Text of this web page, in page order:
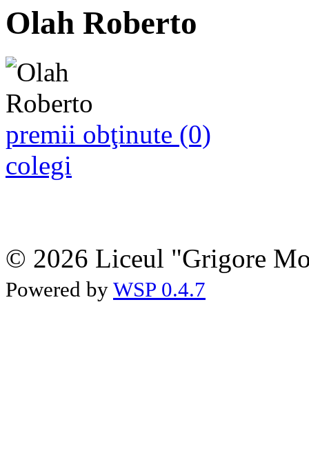
Olah Roberto
premii obţinute (0)
colegi
© 2026 Liceul "Grigore
Powered by WSP 0.4.7